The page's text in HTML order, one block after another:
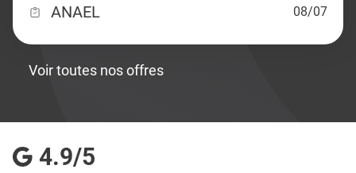
ANAEL
08/07
Voir toutes nos offres
4.9/5